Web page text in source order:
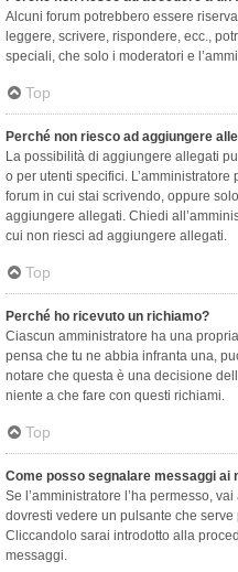
Alcuni forum potrebbero essere
leggere, scrivere, rispondere, ecc.,
speciali, che solo i moderatori e
Top
Perché non riesco ad aggiungere
La possibilità di aggiungere allegati
o per utenti specifici.
forum in cui stai scrivendo, oppure
aggiungere allegati. Chiedi
cui non riesci ad aggiungere allegati.
Top
Perché ho ricevuto un richiamo?
Ciascun amministratore ha una
pensa che tu ne abbia infranta una,
notare che questa è una decisione
niente a che fare con questi richiami.
Top
Come posso segnalare messaggi ai
Se l’amministratore l’ha permesso,
dovresti vedere un pulsante che
Cliccandolo sarai introdotto alla
messaggi.